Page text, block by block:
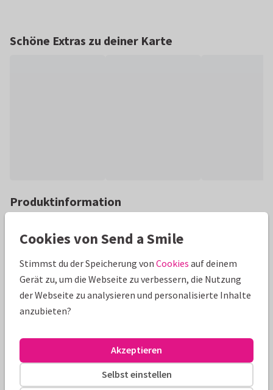
Schöne Extras zu deiner Karte
Produktinformation
Blumen und Fotos auf der Innenseite. Einfach Fotos und Text
Alle Karten können nach Wunsch angepasst werden.
Geburtstagseinladungen
15 x 21 cm
Cookies von Send a Smile
Stimmst du der Speicherung von Cookies auf deinem
Gerät zu, um die Webseite zu verbessern, die Nutzung
der Webseite zu analysieren und personalisierte Inhalte
anzubieten?
Selbst einstellen
Akzeptieren